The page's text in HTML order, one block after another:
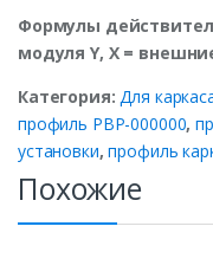
Формулы
модуляY, X=
Категория: Для
профиль PBP-000000,
установки,профиль
Похожие